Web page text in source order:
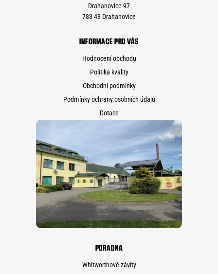
Drahanovice 97
783 43 Drahanovice
INFORMACE PRO VÁS
Hodnocení obchodu
Politika kvality
Obchodní podmínky
Podmínky ochrany osobních údajů
Dotace
PORADNA
Whitworthové závity